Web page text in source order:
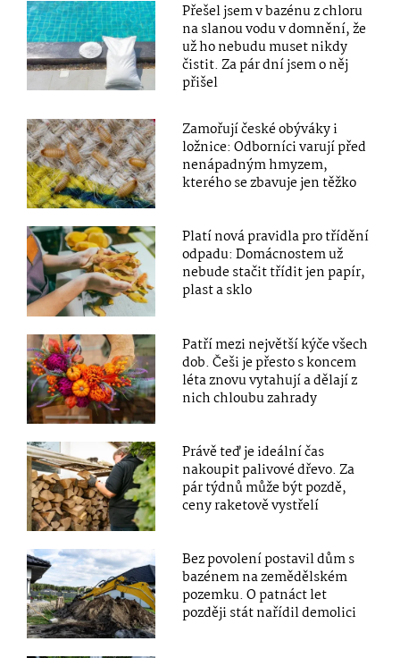
Přešel jsem v bazénu z chloru
na slanou vodu v domnění, že
už ho nebudu muset nikdy
čistit. Za pár dní jsem o něj
přišel
Zamořují české obýváky i
ložnice: Odborníci varují před
nenápadným hmyzem,
kterého se zbavuje jen těžko
Platí nová pravidla pro třídění
odpadu: Domácnostem už
nebude stačit třídit jen papír,
plast a sklo
Patří mezi největší kýče všech
dob. Češi je přesto s koncem
léta znovu vytahují a dělají z
nich chloubu zahrady
Právě teď je ideální čas
nakoupit palivové dřevo. Za
pár týdnů může být pozdě,
ceny raketově vystřelí
Bez povolení postavil dům s
bazénem na zemědělském
pozemku. O patnáct let
později stát nařídil demolici